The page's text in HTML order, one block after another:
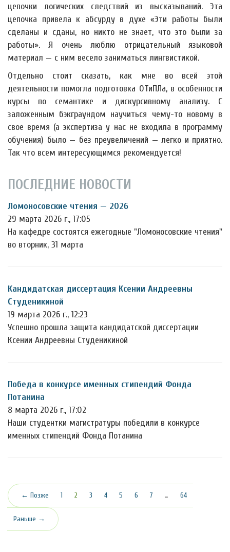
цепочки логических следствий из высказываний. Эта
цепочка привела к абсурду в духе «Эти работы были
сделаны и сданы, но никто не знает, что это были за
работы». Я очень люблю отрицательный языковой
материал — с ним весело заниматься лингвистикой.
Отдельно стоит сказать, как мне во всей этой
деятельности помогла подготовка ОТиПЛа, в особенности
курсы по семантике и дискурсивному анализу. С
заложенным бэкграундом научиться чему-то новому в
свое время (а экспертиза у нас не входила в программу
обучения) было — без преувеличений — легко и приятно.
Так что всем интересующимся рекомендуется!
ПОСЛЕДНИЕ НОВОСТИ
Ломоносовские чтения — 2026
29 марта 2026 г., 17:05
На кафедре состоятся ежегодные "Ломоносовские чтения"
во вторник, 31 марта
Кандидатская диссертация Ксении Андреевны
Студеникиной
19 марта 2026 г., 12:23
Успешно прошла защита кандидатской диссертации
Ксении Андреевны Студеникиной
Победа в конкурсе именных стипендий Фонда
Потанина
8 марта 2026 г., 17:02
Наши студентки магистратуры победили в конкурсе
именных стипендий Фонда Потанина
← Позже 1 2 (текущая)
3 4 5 6 7 … 64
Раньше →